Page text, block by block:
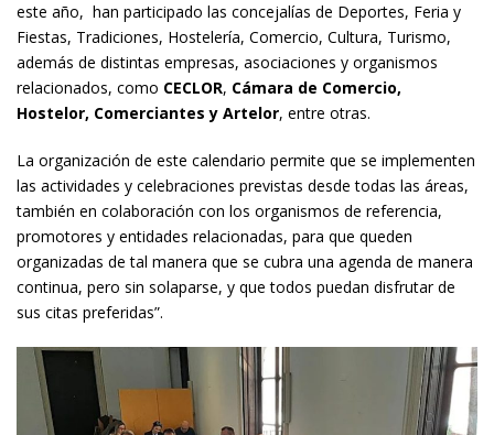
este año, han participado las concejalías de Deportes, Feria y
Fiestas, Tradiciones, Hostelería, Comercio, Cultura, Turismo,
además de distintas empresas, asociaciones y organismos
relacionados, como CECLOR, Cámara de Comercio,
Hostelor, Comerciantes y Artelor, entre otras.
La organización de este calendario permite que se implementen
las actividades y celebraciones previstas desde todas las áreas,
también en colaboración con los organismos de referencia,
promotores y entidades relacionadas, para que queden
organizadas de tal manera que se cubra una agenda de manera
continua, pero sin solaparse, y que todos puedan disfrutar de
sus citas preferidas”.